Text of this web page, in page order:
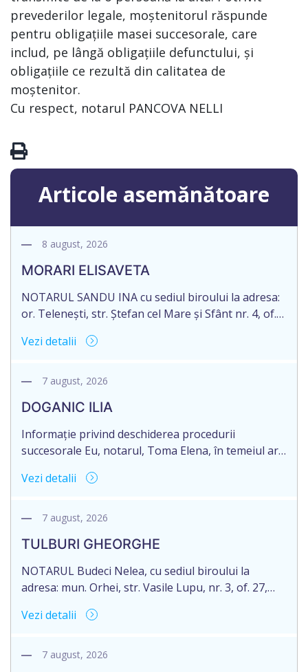
prevederilor legale, moștenitorul răspunde
pentru obligațiile masei succesorale, care
includ, pe lângă obligațiile defunctului, și
obligațiile ce rezultă din calitatea de
moștenitor.
Cu respect, notarul PANCOVA NELLI
Articole asemănătoare
8 august, 2026
MORARI ELISAVETA
NOTARUL SANDU INA cu sediul biroului la adresa:
or. Telenești, str. Ștefan cel Mare și Sfânt nr. 4, of.
succesorale în urma decesului cet. MORARI
2005035073658, decedat/ă la data de 09.03.2026
Eliberarea certificatului de moștenitor este […]
Vezi detalii
7 august, 2026
DOGANIC ILIA
Informație privind deschiderea procedurii
succesorale Eu, notarul, Toma Elena, în temeiul art.
notific Moștenitorii/ persoană care are un interes
notariale în urma decesului cet. DOGANIC ILIA,
2007040006216. Eliberarea certificatului de
moștenitor este planificată în prealabil pentru […]
Vezi detalii
7 august, 2026
TULBURI GHEORGHE
NOTARUL Budeci Nelea, cu sediul biroului la
adresa: mun. Orhei, str. Vasile Lupu, nr. 3, of. 27,
în urma decesului cet. TULBURI GHEORGHE,
decedat/ă la 16 mai 2026. Eliberarea certificatului de
Vezi detalii
7 august, 2026